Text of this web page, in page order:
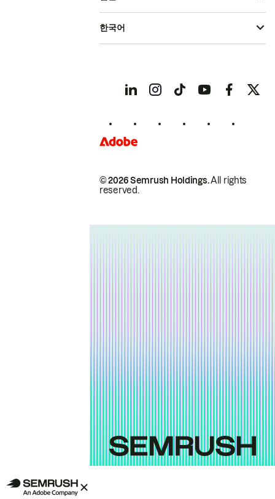
© 2026 Semrush Holdings.All rights
reserved.
한국어